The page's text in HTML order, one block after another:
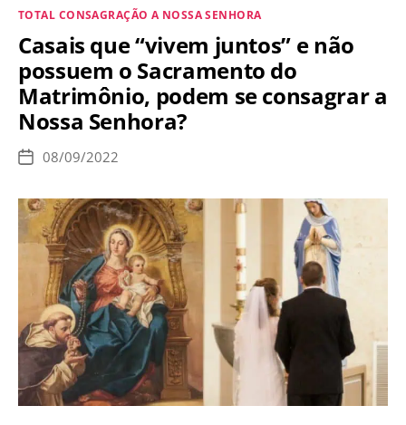
esposa
estar
sujeita
ao
marido?
Categorias
TOTAL CONSAGRAÇÃO A NOSSA SENHORA
Casais que “vivem juntos” e não
possuem o Sacramento do
Matrimônio, podem se consagrar a
Nossa Senhora?
Data
publicação
08/09/2022